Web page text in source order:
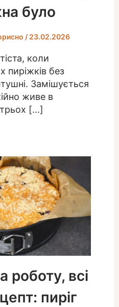
було
/ 23.02.2026
коли
пиріжків без
Замішується
живе в
[…]
роботу, всі
пиріг